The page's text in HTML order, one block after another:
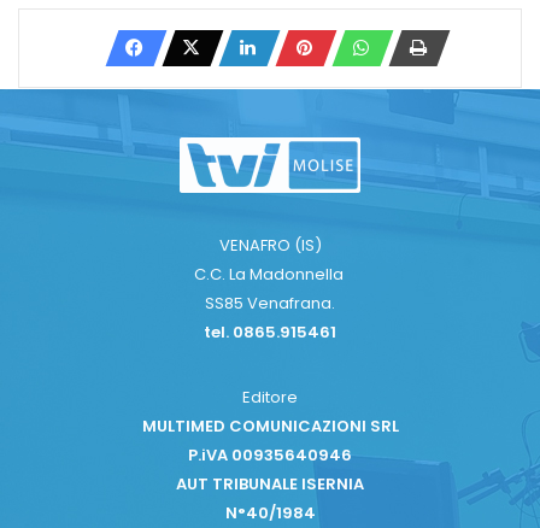
VENAFRO (IS)
C.C. La Madonnella
SS85 Venafrana.
tel. 0865.915461
Editore
MULTIMED COMUNICAZIONI SRL
P.iVA 00935640946
AUT TRIBUNALE ISERNIA
N°40/1984